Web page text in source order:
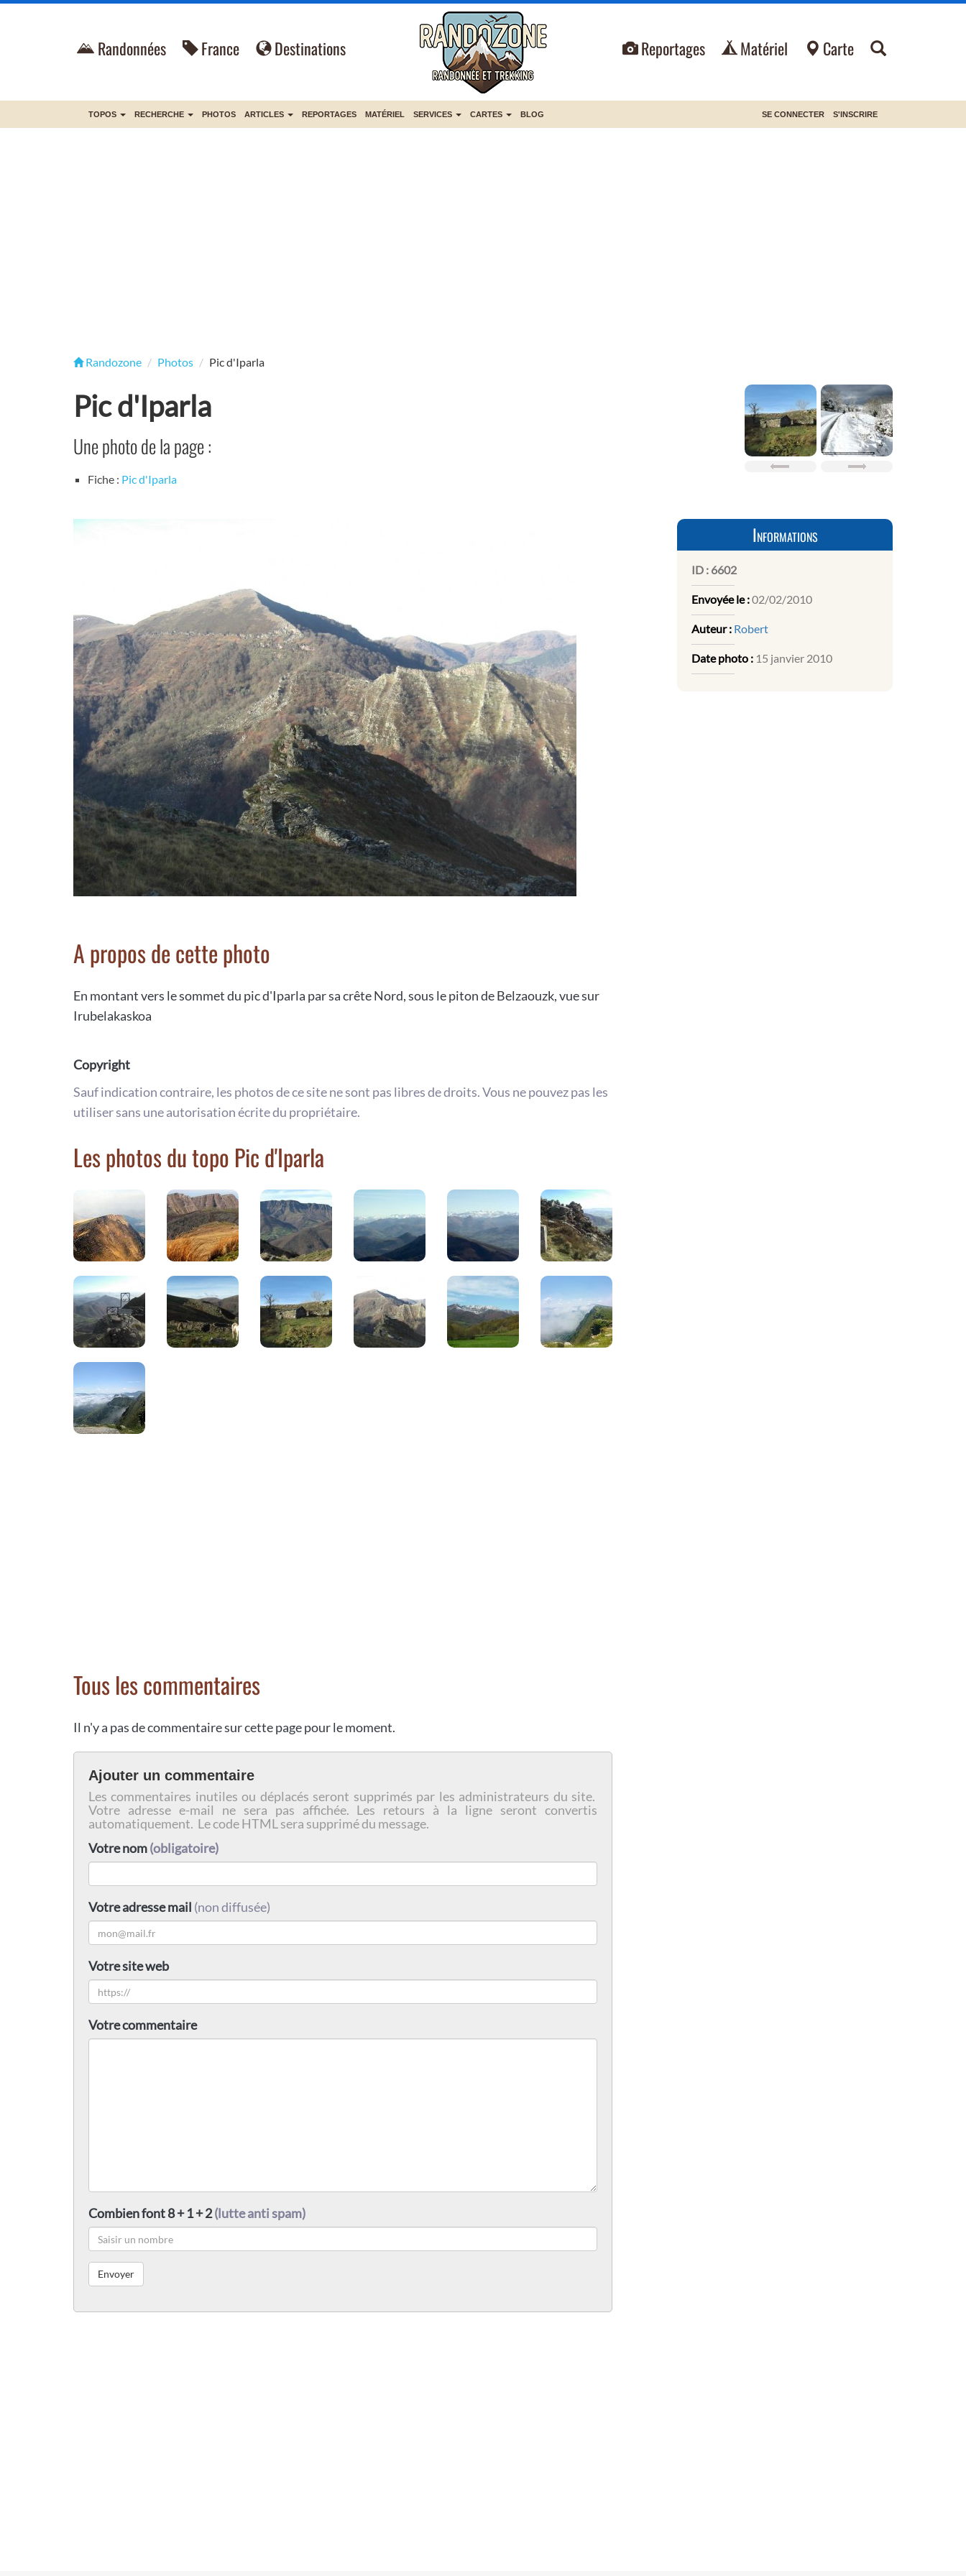
Randonnées France Destinations Reportages Matériel Carte
TOPOS RECHERCHE PHOTOS ARTICLES REPORTAGES MATÉRIEL SERVICES CARTES BLOG SE CONNECTER S'INSCRIRE
Randozone Photos Pic d'Iparla
Pic d'Iparla
Une photo de la page :
Fiche : Pic d'Iparla
A propos de cette photo
En montant vers le sommet du pic d'Iparla par sa crête Nord, sous le piton de Belzaouzk, vue sur
Irubelakaskoa
Copyright
Sauf indication contraire, les photos de ce site ne sont pas libres de droits. Vous ne pouvez pas les
utiliser sans une autorisation écrite du propriétaire.
Les photos du topo Pic d'Iparla
Tous les commentaires
Il n'y a pas de commentaire sur cette page pour le moment.
Ajouter un commentaire
Les commentaires inutiles ou déplacés seront supprimés par les administrateurs du site.
Votre adresse e-mail ne sera pas affichée. Les retours à la ligne seront convertis
automatiquement. Le code HTML sera supprimé du message.
Votre nom(obligatoire)
Votre adresse mail (non diffusée)
Votre site web
Votre commentaire
Combien font 8 + 1 + 2(lutte anti spam)
Informations
ID : 6602
Envoyée le :02/02/2010
Auteur : Robert
Date photo : 15 janvier 2010